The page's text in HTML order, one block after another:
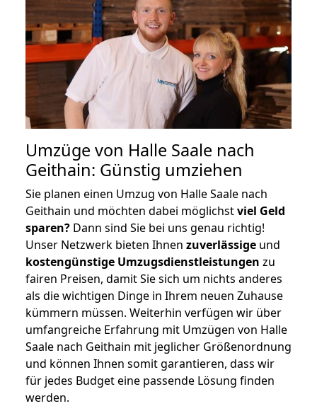
Umzüge von Halle Saale nach
Geithain: Günstig umziehen
Sie planen einen Umzug von Halle Saale nach
Geithain und möchten dabei möglichstviel Geld
sparen? Dann sind Sie bei uns genau richtig!
Unser Netzwerk bieten Ihnen zuverlässige und
kostengünstige Umzugsdienstleistungen zu
fairen Preisen, damit Sie sich um nichts anderes
als die wichtigen Dinge in Ihrem neuen Zuhause
kümmern müssen. Weiterhin verfügen wir über
umfangreiche Erfahrung mit Umzügen von Halle
Saale nach Geithain mit jeglicher Größenordnung
und können Ihnen somit garantieren, dass wir
für jedes Budget eine passende Lösung finden
werden.